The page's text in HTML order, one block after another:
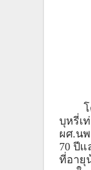
บุหรี่เ
ผศ.นพ
70 ปี
ที่อายุ